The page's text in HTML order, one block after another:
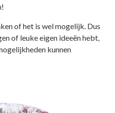
of het is wel mogelijk. Dus
of leuke eigen ideeën hebt,
kunnen